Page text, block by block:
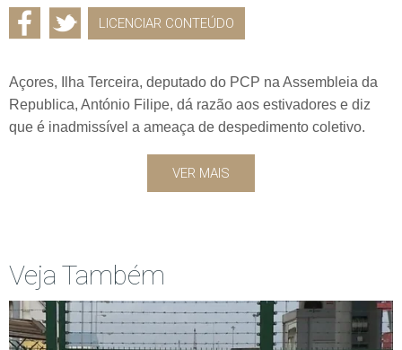
LICENCIAR CONTEÚDO
Açores, Ilha Terceira, deputado do PCP na Assembleia da
Republica, António Filipe, dá razão aos estivadores e diz
que é inadmissível a ameaça de despedimento coletivo.
VER MAIS
Veja Também